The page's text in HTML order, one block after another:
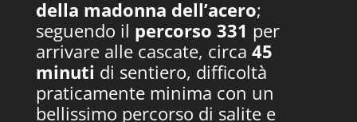
della madonna dell’acero;
seguendo il percorso 331 per
arrivare alle cascate, circa 45
minuti di sentiero, difficoltà
praticamente minima con un
bellissimo percorso di salite e